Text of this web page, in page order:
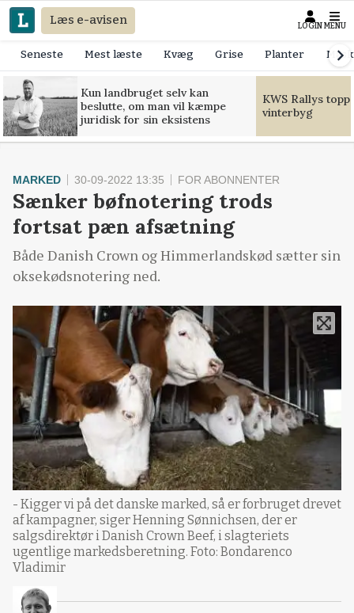
Læs e-avisen LOGIN MENU
Seneste Mest læste Kvæg Grise Planter
Kun landbruget selv kan
beslutte, om man vil kæmpe
juridisk for sin eksistens
KWS Rallys
vinterbyg
MARKED 30-09-2022 13:35 FOR ABONNENTER
Sænker bøfnotering trods
fortsat pæn afsætning
Både Danish Crown og Himmerlandskød sætter sin
oksekødsnotering ned.
- Kigger vi på det danske marked, så er forbruget drevet
af kampagner, siger Henning Sønnichsen, der er
salgsdirektør i Danish Crown Beef, i slagteriets
ugentlige markedsberetning. Foto: Bondarenco
Vladimir